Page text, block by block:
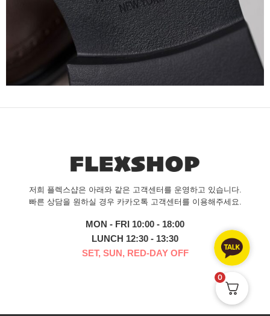
저희 플렉스샵은 아래와 같은 고객센터를 운영하고 있습니다.
빠른 상담을 원하실 경우 카카오톡 고객센터를 이용해주세요.
MON - FRI 10:00 - 18:00
LUNCH 12:30 - 13:30
SET, SUN, RED-DAY OFF
0